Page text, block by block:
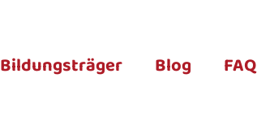
Bildungsträger Blog FAQ